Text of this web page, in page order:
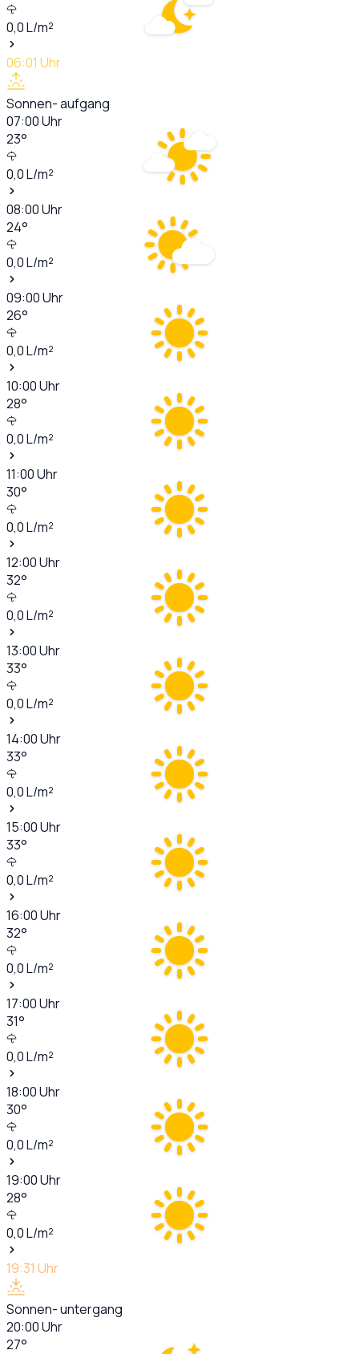
0,0L/m²
06:01 Uhr
Sonnen- aufgang
07:00Uhr
23°
0,0L/m²
08:00Uhr
24°
0,0L/m²
09:00Uhr
26°
0,0L/m²
10:00Uhr
28°
0,0L/m²
11:00Uhr
30°
0,0L/m²
12:00Uhr
32°
0,0L/m²
13:00Uhr
33°
0,0L/m²
14:00Uhr
33°
0,0L/m²
15:00Uhr
33°
0,0L/m²
16:00Uhr
32°
0,0L/m²
17:00Uhr
31°
0,0L/m²
18:00Uhr
30°
0,0L/m²
19:00Uhr
28°
0,0L/m²
19:31 Uhr
Sonnen- untergang
20:00Uhr
27°